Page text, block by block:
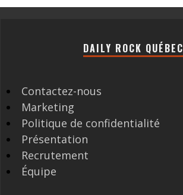
DAILY ROCK QUÉBEC
Contactez-nous
Marketing
Politique de confidentialité
Présentation
Recrutement
Équipe